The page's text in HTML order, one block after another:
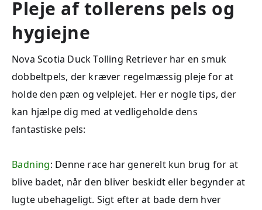
Pleje af tollerens pels og
hygiejne
Nova Scotia Duck Tolling Retriever har en smuk
dobbeltpels, der kræver regelmæssig pleje for at
holde den pæn og velplejet. Her er nogle tips, der
kan hjælpe dig med at vedligeholde dens
fantastiske pels:
Badning: Denne race har generelt kun brug for at
blive badet, når den bliver beskidt eller begynder at
lugte ubehageligt. Sigt efter at bade dem hver